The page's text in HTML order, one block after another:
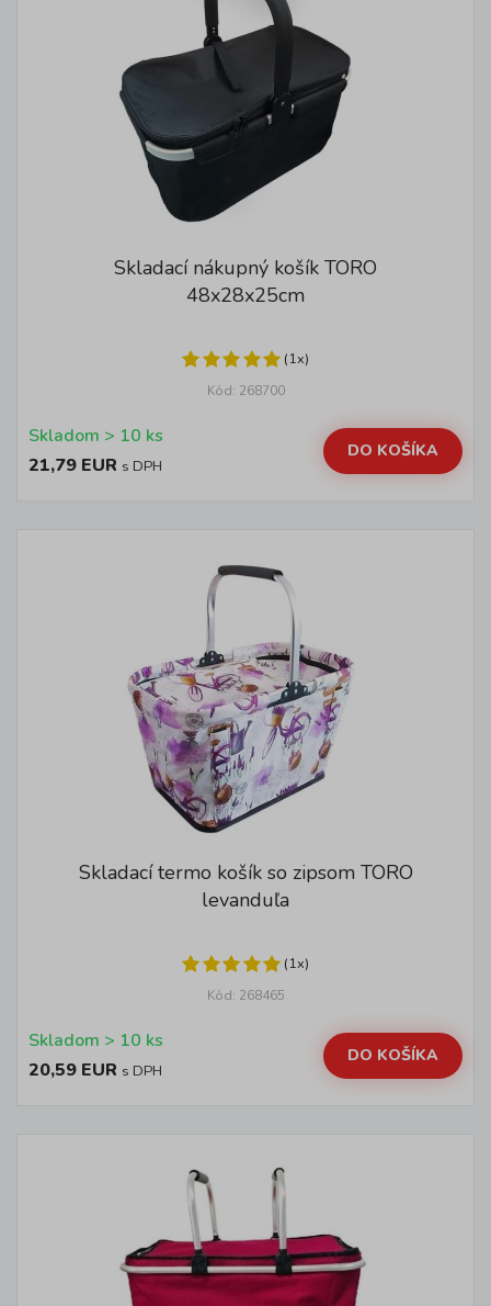
Skladací nákupný košík TORO
48x28x25cm
(1x)
Kód: 268700
Skladom > 10 ks
21,79 EUR s DPH
DO KOŠÍKA
Skladací termo košík so zipsom TORO
levanduľa
(1x)
Kód: 268465
Skladom > 10 ks
20,59 EUR s DPH
DO KOŠÍKA